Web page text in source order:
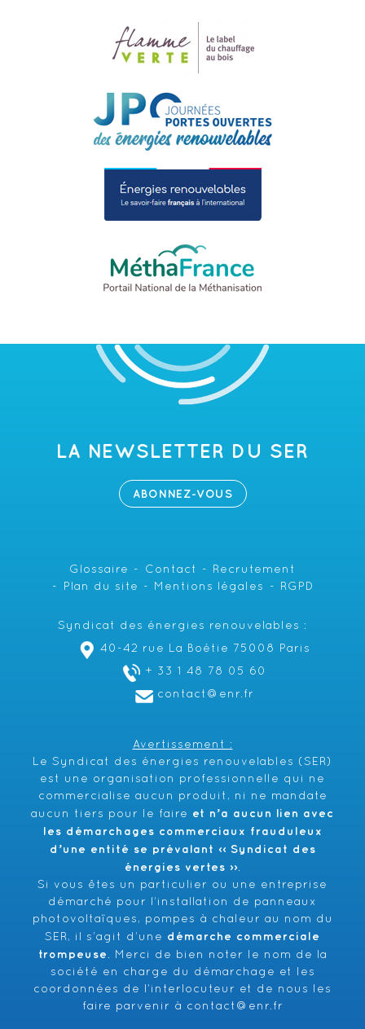
LA NEWSLETTER DU SER
ABONNEZ-VOUS
Glossaire Contact
Recrutement
Plan du site
Mentions légales RGPD
Syndicat des énergies renouvelables :
40-42 rue La Boétie 75008 Paris
+ 33 1 48 78 05 60
contact@enr.fr
Avertissement :
Le Syndicat des énergies renouvelables (SER)
est une organisation professionnelle qui ne
commercialise aucun produit, ni ne mandate
aucun tiers pour le faire et n’a aucun lien avec
les démarchages commerciaux frauduleux
d’une entité se prévalant ‹‹ Syndicat des
énergies vertes ››.
Si vous êtes un particulier ou une entreprise
démarché pour l’installation de panneaux
photovoltaïques, pompes à chaleur au nom du
SER, il s’agit d’une démarche commerciale
trompeuse . Merci de bien noter le nom de la
société en charge du démarchage et les
coordonnées de l’interlocuteur et de nous les
faire parvenir à
contact@enr.fr